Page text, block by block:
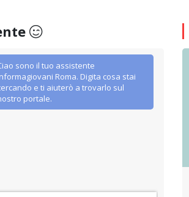
sono il tuo assistente
Roma. Digita cosa stai
e ti aiuterò a trovarlo sul
portale.